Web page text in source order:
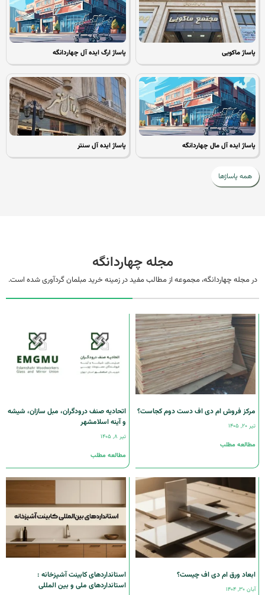
پاساژها
ماکویی پاساژ ارگ ایده آل چهاردانگه
ایده آل مال چهاردانگه پاساژ ایده آل سنتر
مجله چهاردانگه
چهاردانگه، مجموعه از مطالب مفید در زمینه خرید مبلمان گردآوری شده است.
فروش ام دی اف دست دوم کجاست؟
مطلب
اتحادیه صنف درودگران، مبل سازان، شیشه
و آینه اسلامشهر
مطالعه مطلب
ورق ام دی اف چیست؟
استانداردهای کابینت آشپزخانه :
استانداردهای ملی و بین المللی